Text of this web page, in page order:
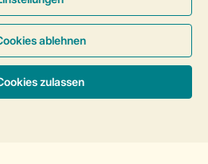
Barrierefreiheit
GreenParks GmbH